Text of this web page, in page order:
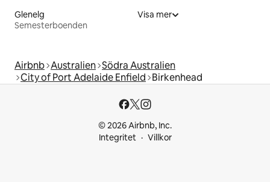
Glenelg
Semesterboenden
Visa mer
Airbnb Australien Södra Australien
City of Port Adelaide Enfield Birkenhead
© 2026 Airbnb, Inc.
Integritet
Villkor